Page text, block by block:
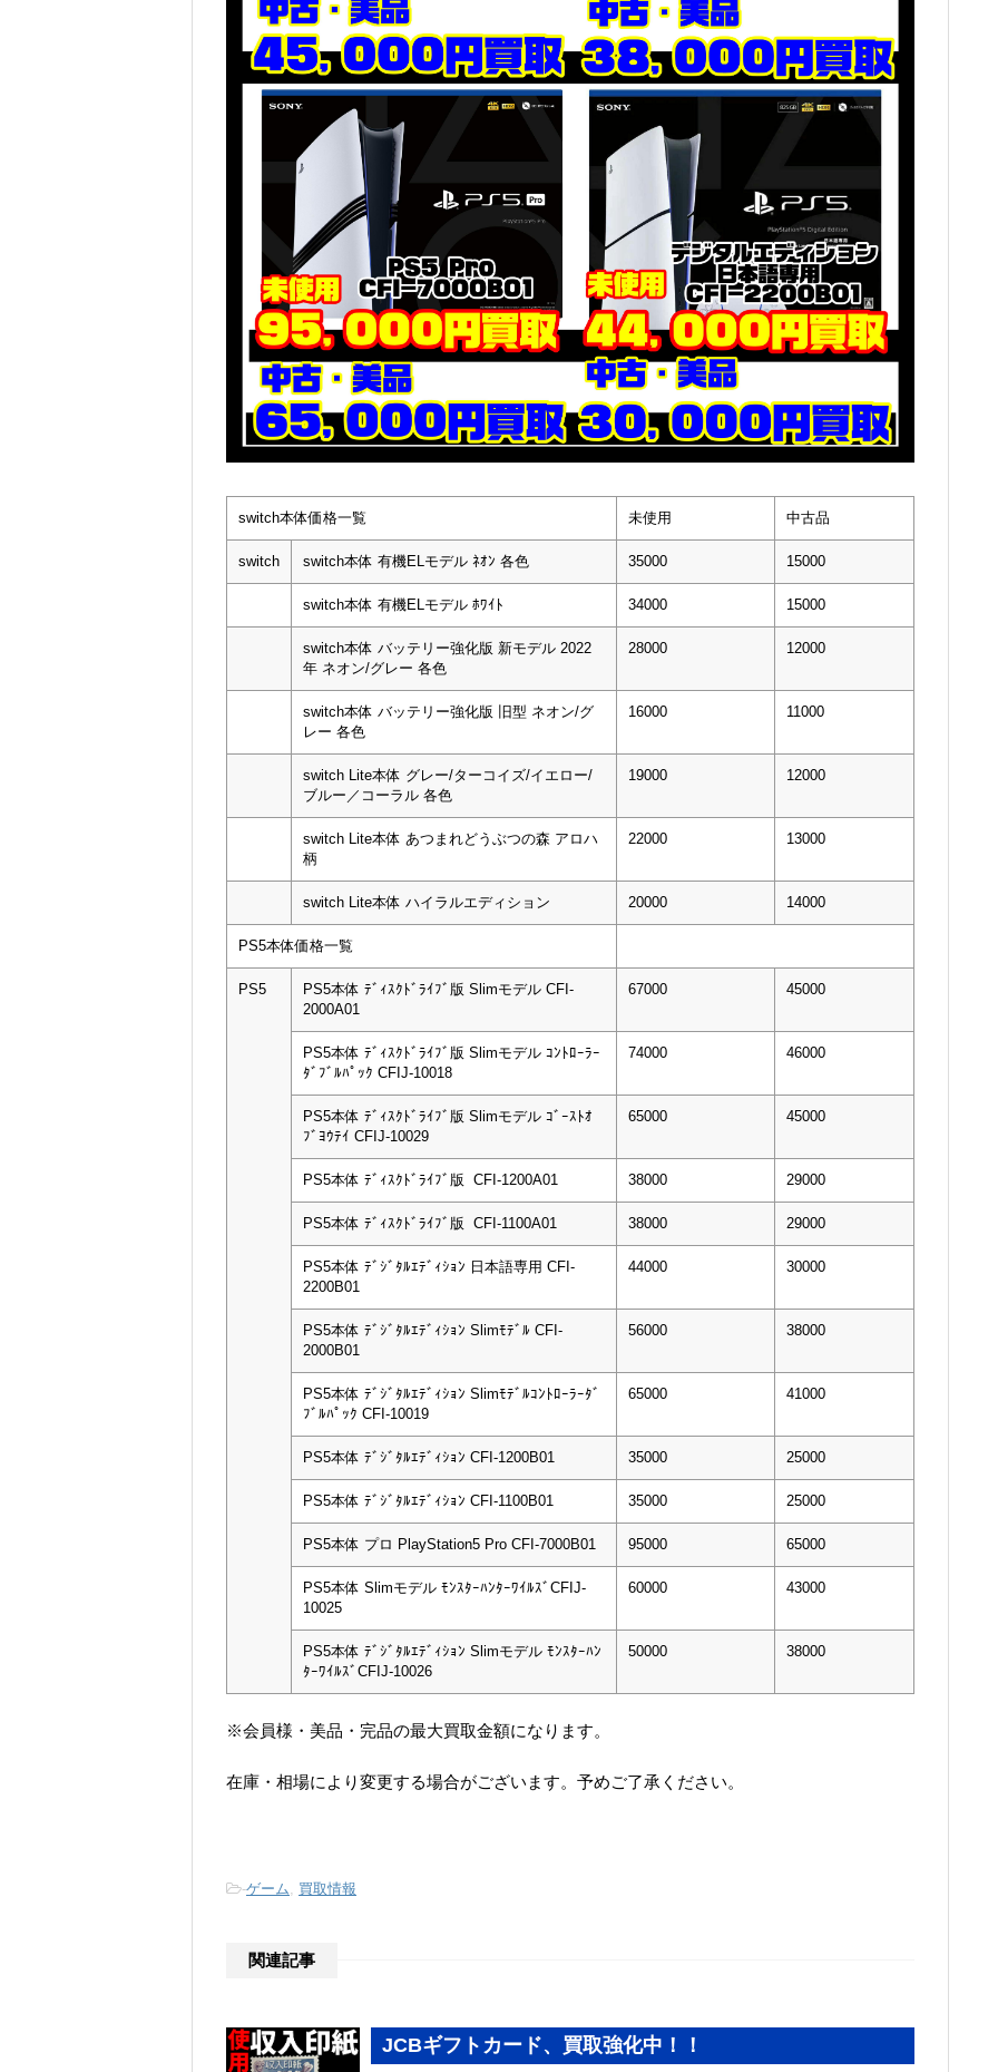
switch本体価格一覧 未使用 中古品
switch switch本体 有機ELモデル ﾈｵﾝ 各色 35000 15000
switch本体 有機ELモデル ﾎﾜｲﾄ 34000 15000
switch本体 バッテリー強化版 新モデル 2022
年 ネオン/グレー 各色
28000 12000
switch本体 バッテリー強化版 旧型 ネオン/グ
レー 各色
16000 11000
switch Lite本体 グレー/ターコイズ/イエロー/
ブルー／コーラル 各色
19000 12000
switch Lite本体 あつまれどうぶつの森 アロハ
柄
22000 13000
switch Lite本体 ハイラルエディション 20000 14000
PS5本体価格一覧
PS5
PS5本体 ﾃﾞｨｽｸﾄﾞﾗｲﾌﾞ版 Slimモデル CFI-
2000A01
67000 45000
PS5本体 ﾃﾞｨｽｸﾄﾞﾗｲﾌﾞ版 Slimモデル ｺﾝﾄﾛｰﾗｰ
ﾀﾞﾌﾞﾙﾊﾟｯｸ CFIJ-10018
74000 46000
PS5本体 ﾃﾞｨｽｸﾄﾞﾗｲﾌﾞ版 Slimモデル ｺﾞｰｽﾄｵ
ﾌﾞﾖｳﾃｲ CFIJ-10029
65000 45000
PS5本体 ﾃﾞｨｽｸﾄﾞﾗｲﾌﾞ版 CFI-1200A01 38000 29000
PS5本体 ﾃﾞｨｽｸﾄﾞﾗｲﾌﾞ版 CFI-1100A01 38000 29000
PS5本体 ﾃﾞｼﾞﾀﾙｴﾃﾞｨｼｮﾝ 日本語専用 CFI-
2200B01
44000 30000
PS5本体 ﾃﾞｼﾞﾀﾙｴﾃﾞｨｼｮﾝ Slimﾓﾃﾞﾙ CFI-
2000B01
56000 38000
PS5本体 ﾃﾞｼﾞﾀﾙｴﾃﾞｨｼｮﾝ Slimﾓﾃﾞﾙｺﾝﾄﾛｰﾗｰﾀﾞ
ﾌﾞﾙﾊﾟｯｸ CFI-10019
65000 41000
PS5本体 ﾃﾞｼﾞﾀﾙｴﾃﾞｨｼｮﾝ CFI-1200B01 35000 25000
PS5本体 ﾃﾞｼﾞﾀﾙｴﾃﾞｨｼｮﾝ CFI-1100B01 35000 25000
PS5本体 プロ PlayStation5 Pro CFI-7000B01 95000 65000
PS5本体 Slimモデル ﾓﾝｽﾀｰﾊﾝﾀｰﾜｲﾙｽﾞCFIJ-
10025
60000 43000
PS5本体 ﾃﾞｼﾞﾀﾙｴﾃﾞｨｼｮﾝ Slimモデル ﾓﾝｽﾀｰﾊﾝ
ﾀｰﾜｲﾙｽﾞCFIJ-10026
50000 38000
※会員様・美品・完品の最大買取金額になります。
在庫・相場により変更する場合がございます。予めご了承ください。
-ゲーム 買取情報
関連記事
JCBギフトカード、買取強化中！！